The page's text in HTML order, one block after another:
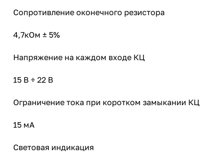
Сопротивление оконечного резистора
4,7кОм ± 5%
Напряжение на каждом входе КЦ
15 В ÷ 22 В
Ограничение тока при коротком замыкании КЦ
15 мА
Световая индикация